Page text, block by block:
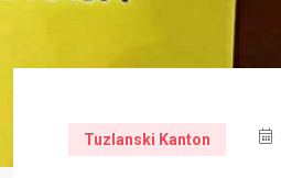
Tuzlanski Kanton